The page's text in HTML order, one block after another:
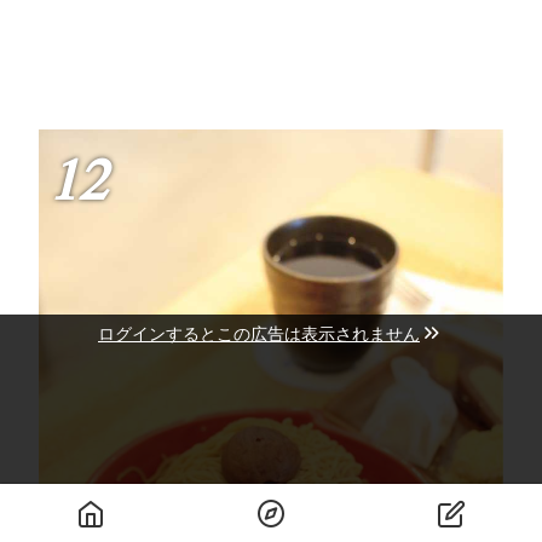
12
ログインするとこの広告は表示されません